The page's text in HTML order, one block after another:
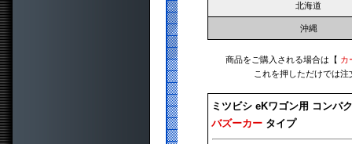
北海道
沖縄
商品をご購入される場合は【 カ
これを押しただけでは
ミツビシ eKワゴン用 コンパ
バズーカー タイプ